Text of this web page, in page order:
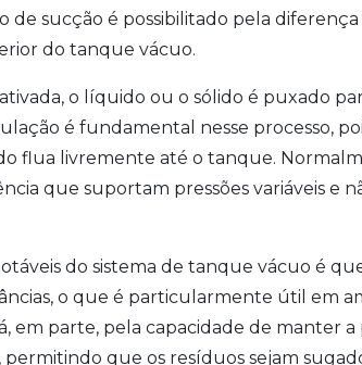
de sucção é possibilitado pela
do tanque vácuo.
o líquido ou o sólido é puxado
é fundamental nesse processo,
flua livremente até o tanque.
que suportam pressões variáveis e
do sistema de tanque vácuo é
o que é particularmente útil em
em parte, pela capacidade de manter
que os resíduos sejam